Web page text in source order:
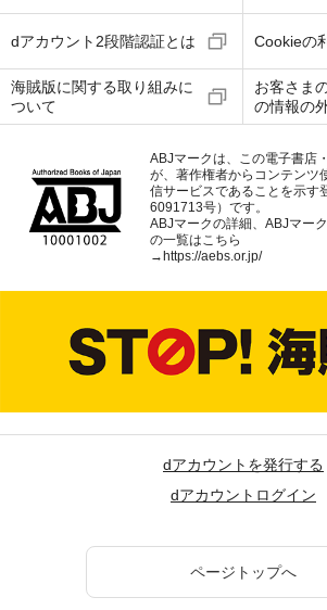
dアカウント2段階認証とは Cookieの
海賊版に関する取り組みに
ついて
お客さま
の情報の
ABJマークは、この電子書店
が、著作権者からコンテンツ
信サービスであることを示す
6091713号）です。
ABJマークの詳細、ABJマー
の一覧はこちら
→https://aebs.or.jp/
dアカウントを発行する
dアカウントログイン
ページトップへ